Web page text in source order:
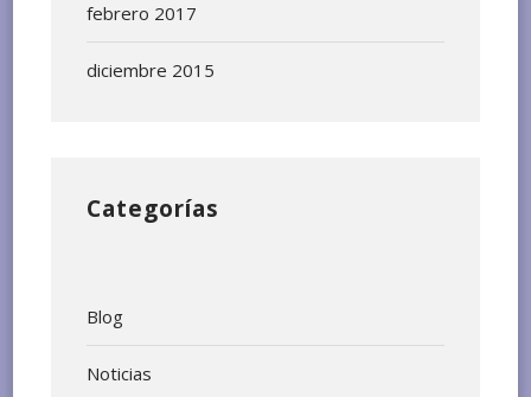
febrero 2017
diciembre 2015
Categorías
Blog
Noticias